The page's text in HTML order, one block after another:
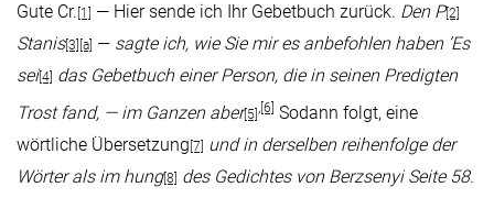
Gute Cr. [1] — Hier sende ich Ihr Gebetbuch zurück. Den P[2]
Stanis[3] [a] — sagte ich, wie Sie mir es anbefohlen haben ’Es
sei[4] das Gebetbuch einer Person, die in seinen Predigten
Trost fand, — im Ganzen aber[5] , [6] Sodann folgt, eine
wörtliche Übersetzung [7]
und in derselben reihenfolge der
Wörter als im hung[8] des Gedichtes von Berzsenyi Seite 58.